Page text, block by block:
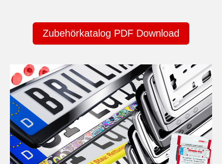
Zubehörkatalog PDF Download